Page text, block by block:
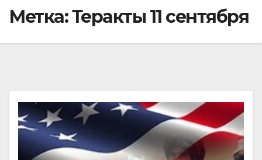
Метка:Теракты 11 сентября